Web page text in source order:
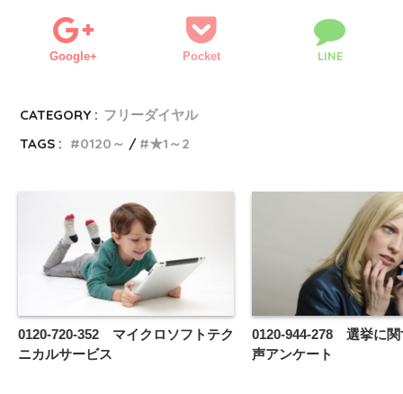
Google+ Pocket LINE
CATEGORY : フリーダイヤル
TAGS :
0120～ ★1～2
0120-720-352 マイクロソフトテク
ニカルサービス
0120-944-278 選挙に関
声アンケート